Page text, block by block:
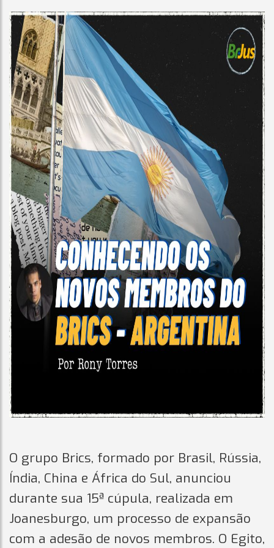
O grupo Brics, formado por Brasil, Rússia,
Índia, China e África do Sul, anunciou
durante sua 15ª cúpula, realizada em
Joanesburgo, um processo de expansão
com a adesão de novos membros. O Egito,